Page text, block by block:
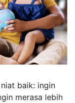
baik: ingin
merasa lebih